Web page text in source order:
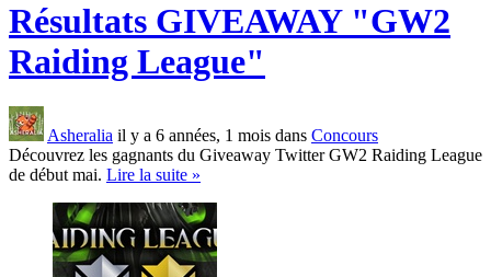
Résultats GIVEAWAY "GW2
Raiding League"
Asheralia il y a 6 années, 1 mois dans Concours
Découvrez les gagnants du Giveaway Twitter GW2 Raiding League
de début mai. Lire la suite »